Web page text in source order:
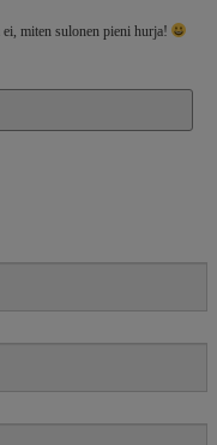
ei, miten sulonen pieni hurja!